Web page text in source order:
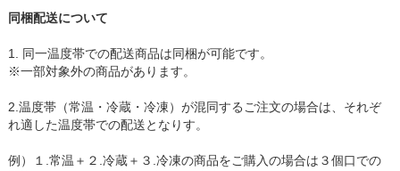
同梱配送について
1. 同一温度帯での配送商品は同梱が可能です。
※一部対象外の商品があります。
2.温度帯（常温・冷蔵・冷凍）が混同するご注文の場合は、それぞ
れ適した温度帯での配送となりす。
例）１.常温＋２.冷蔵＋３.冷凍の商品をご購入の場合は３個口での